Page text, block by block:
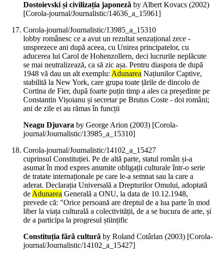
Dostoievski și civilizația japoneză by Albert Kovacs (2002)
[Corola-journal/Journalistic/14636_a_15961]
Corola-journal/Journalistic/13985_a_15310
lobby românesc ce a avut un rezultat senzațional zece -
unsprezece ani după aceea, cu Unirea principatelor, cu
aducerea lui Carol de Hohenzollern, deci lucrurile neplăcute
se mai neutralizează, ca să zic așa. Pentru diaspora de după
1948 vă dau un alt exemplu: Adunarea Națiunilor Captive,
stabilită la New York, care grupa toate țările de dincolo de
Cortina de Fier, după foarte puțin timp a ales ca președinte pe
Constantin Vișoianu și secretar pe Brutus Coste - doi români;
ani de zile ei au rămas în funcții
Neagu Djuvara by George Arion (2003) [Corola-
journal/Journalistic/13985_a_15310]
Corola-journal/Journalistic/14102_a_15427
cuprinsul Constituției. Pe de altă parte, statul român și-a
asumat în mod expres anumite obligații culturale într-o serie
de tratate internaționale pe care le-a semnat sau la care a
aderat. Declarația Universală a Drepturilor Omului, adoptată
deAdunarea Generală a ONU, la data de 10.12.1948,
prevede că: "Orice persoană are dreptul de a lua parte în mod
liber la viața culturală a colectivității, de a se bucura de arte, și
de a participa la progresul științific
Constituția fără cultură by Roland Cotârlan (2003) [Corola-
journal/Journalistic/14102_a_15427]